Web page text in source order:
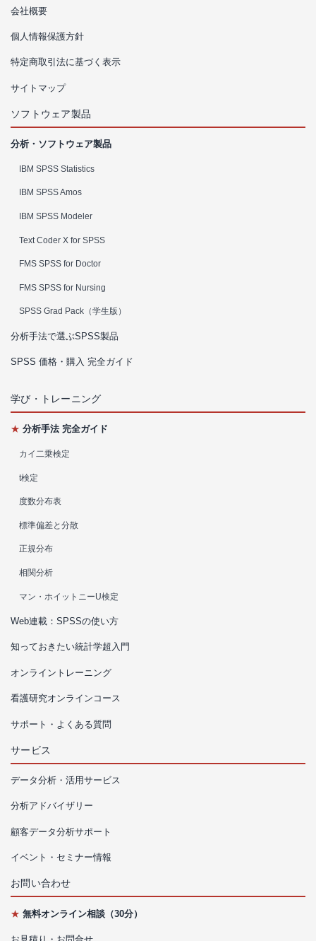
会社概要
個人情報保護方針
特定商取引法に基づく表示
サイトマップ
ソフトウェア製品
分析・ソフトウェア製品
IBM SPSS Statistics
IBM SPSS Amos
IBM SPSS Modeler
Text Coder X for SPSS
FMS SPSS for Doctor
FMS SPSS for Nursing
SPSS Grad Pack（学生版）
分析手法で選ぶSPSS製品
SPSS 価格・購入 完全ガイド
学び・トレーニング
★ 分析手法 完全ガイド
カイ二乗検定
t検定
度数分布表
標準偏差と分散
正規分布
相関分析
マン・ホイットニーU検定
Web連載：SPSSの使い方
知っておきたい統計学超入門
オンライントレーニング
看護研究オンラインコース
サポート・よくある質問
サービス
データ分析・活用サービス
分析アドバイザリー
顧客データ分析サポート
イベント・セミナー情報
お問い合わせ
★ 無料オンライン相談（30分）